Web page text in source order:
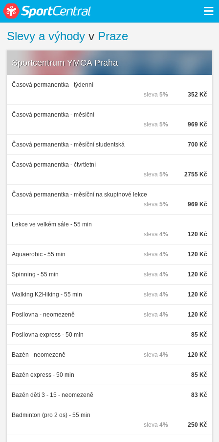
≡
Slevy a výhody v Praze
Sportcentrum YMCA Praha
Časová permanentka - týdenní
352 Kč
sleva 5%
Časová permanentka - měsíční
969 Kč
sleva 5%
Časová permanentka - měsíční studentská 700 Kč
Časová permanentka - čtvrtletní
2755 Kč
sleva 5%
Časová permanentka - měsíční na skupinové lekce
969 Kč
sleva 5%
Lekce ve velkém sále - 55 min
120 Kč
sleva 4%
Aquaerobic - 55 min 120 Kč
sleva 4%
Spinning - 55 min 120 Kč
sleva 4%
Walking K2Hiking - 55 min 120 Kč
sleva 4%
Posilovna - neomezeně 120 Kč
sleva 4%
Posilovna express - 50 min 85 Kč
Bazén - neomezeně 120 Kč
sleva 4%
Bazén express - 50 min 85 Kč
Bazén děti 3 - 15 - neomezeně 83 Kč
Badminton (pro 2 os) - 55 min
250 Kč
sleva 4%